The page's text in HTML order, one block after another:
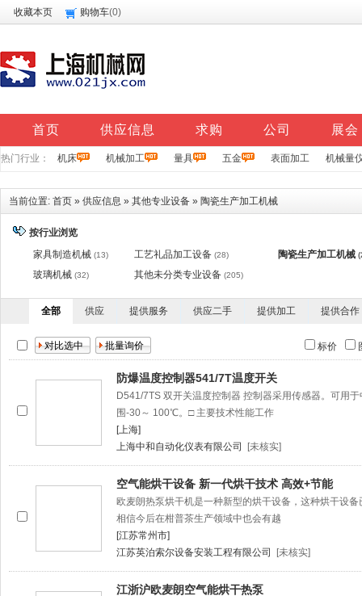
收藏本页 购物车(0)
首页 供应信息 求购 公司 展会
热门行业： 机床 机械加工 量具 五金 表面加工 机械量
当前位置: 首页 » 供应信息 » 其他专业设备 » 陶瓷生产加工机械
按行业浏览
家具制造机械 (13) 工艺礼品加工设备 (28) 陶瓷生产加工机械
玻璃机械 (32) 其他未分类专业设备 (205)
全部 供应 提供服务 供应二手 提供加工 提供合作
标价
防爆温度控制器541/7T温度开关
D541/7TS 双开关温度控制器 控制器采用传感器。可用
围-30～ 100℃。□ 主要技术性能工作
[上海]
上海中和自动化仪表有限公司
[未核实]
空气能烘干设备 新一代烘干技术 高效+节能
欧麦朗热泵烘干机是一种新型的烘干设备，这种烘干设
相信今后在柑普茶生产领域中也会有越
[江苏常州市]
江苏英泊索尔设备安装工程有限公司
[未核实]
江浙沪欧麦朗空气能烘干热泵